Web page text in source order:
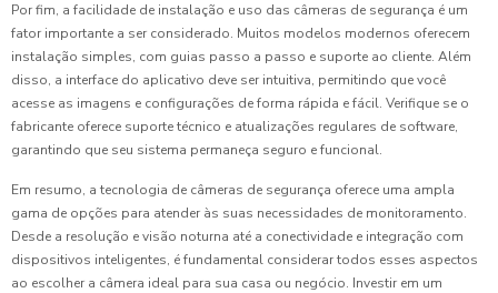
Por fim, a facilidade de instalação e uso das câmeras de segurança é um
fator importante a ser considerado. Muitos modelos modernos oferecem
instalação simples, com guias passo a passo e suporte ao cliente. Além
disso, a interface do aplicativo deve ser intuitiva, permitindo que você
acesse as imagens e configurações de forma rápida e fácil. Verifique se o
fabricante oferece suporte técnico e atualizações regulares de software,
garantindo que seu sistema permaneça seguro e funcional.
Em resumo, a tecnologia de câmeras de segurança oferece uma ampla
gama de opções para atender às suas necessidades de monitoramento.
Desde a resolução e visão noturna até a conectividade e integração com
dispositivos inteligentes, é fundamental considerar todos esses aspectos
ao escolher a câmera ideal para sua casa ou negócio. Investir em um